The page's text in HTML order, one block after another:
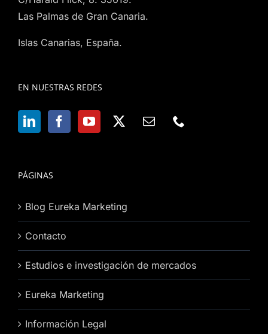
Las Palmas de Gran Canaria.
Islas Canarias, España.
EN NUESTRAS REDES
PÁGINAS
Blog Eureka Marketing
Contacto
Estudios e investigación de mercados
Eureka Marketing
Información Legal